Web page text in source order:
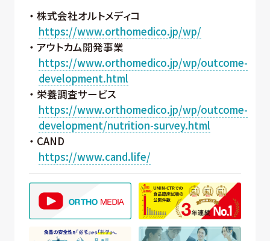
株式会社オルトメディコ
https://www.orthomedico.jp/wp/
アウトカム開発事業
https://www.orthomedico.jp/wp/outcome-
development.html
栄養調査サービス
https://www.orthomedico.jp/wp/outcome-
development/nutrition-survey.html
CAND
https://www.cand.life/